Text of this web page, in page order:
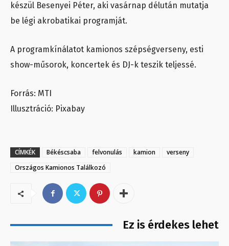
készül Besenyei Péter, aki vasárnap délután mutatja
be légi akrobatikai programját.
A programkínálatot kamionos szépségverseny, esti
show-műsorok, koncertek és DJ-k teszik teljessé.
Forrás: MTI
Illusztráció: Pixabay
CÍMKÉK Békéscsaba felvonulás kamion
verseny
Országos Kamionos Találkozó
Ez is érdekes lehet